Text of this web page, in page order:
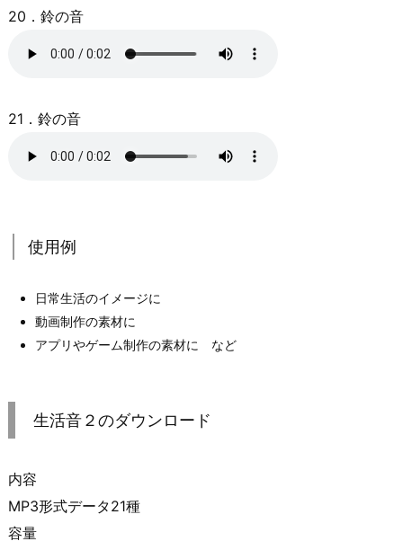
20．鈴の音
21．鈴の音
使用例
日常生活のイメージに
動画制作の素材に
アプリやゲーム制作の素材に など
生活音２のダウンロード
内容
MP3形式データ21種
容量